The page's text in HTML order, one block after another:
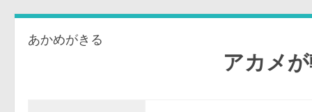
あかめがきる
アカメが斬る